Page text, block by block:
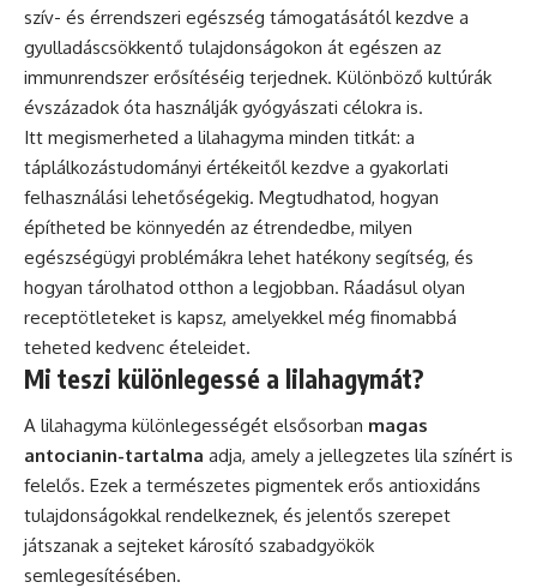
szív- és érrendszeri egészség támogatásától kezdve a
gyulladáscsökkentő tulajdonságokon át egészen az
immunrendszer erősítéséig terjednek. Különböző kultúrák
évszázadok óta használják gyógyászati célokra is.
Itt megismerheted a lilahagyma minden titkát: a
táplálkozástudományi értékeitől kezdve a gyakorlati
felhasználási lehetőségekig. Megtudhatod, hogyan
építheted be könnyedén az étrendedbe, milyen
egészségügyi problémákra lehet hatékony segítség, és
hogyan tárolhatod otthon a legjobban. Ráadásul olyan
receptötleteket is kapsz, amelyekkel még finomabbá
teheted kedvenc ételeidet.
Mi teszi különlegessé a lilahagymát?
A lilahagyma különlegességét elsősorban magas
antocianin-tartalma adja, amely a jellegzetes lila színért is
felelős. Ezek a természetes pigmentek erős antioxidáns
tulajdonságokkal rendelkeznek, és jelentős szerepet
játszanak a sejteket károsító szabadgyökök
semlegesítésében.